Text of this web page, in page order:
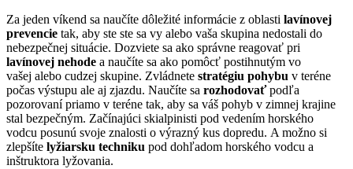
Za jeden víkend sa naučíte dôležité informácie z oblasti lavínovej
prevencie tak, aby ste ste sa vy alebo vaša skupina nedostali do
nebezpečnej situácie. Dozviete sa ako správne reagovať pri
lavínovej nehode a naučíte sa ako pomôcť postihnutým vo
vašej alebo cudzej skupine. Zvládnete stratégiu pohybu v teréne
počas výstupu ale aj zjazdu. Naučíte sa rozhodovaťpodľa
pozorovaní priamo v teréne tak, aby sa váš pohyb v zimnej krajine
stal bezpečným. Začínajúci skialpinisti pod vedením horského
vodcu posunú svoje znalosti o výrazný kus dopredu. A možno si
zlepšíte lyžiarsku techniku pod dohľadom horského vodcu a
inštruktora lyžovania.